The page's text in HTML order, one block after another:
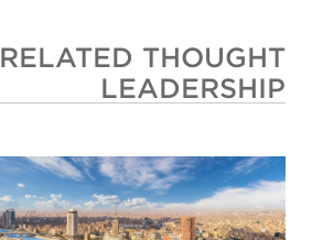
RELATED THOUGHT
LEADERSHIP